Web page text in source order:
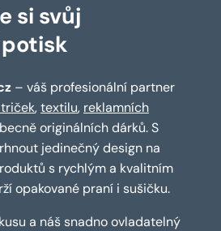
si svůj
– váš profesionální partner
,textilu, reklamních
originálních dárků. S
jedinečný design na
s rychlým a kvalitním
opakované praní i sušičku.
a náš snadno ovladatelný